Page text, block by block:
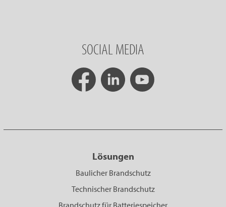
SOCIAL MEDIA
Lösungen
Baulicher Brandschutz
Technischer Brandschutz